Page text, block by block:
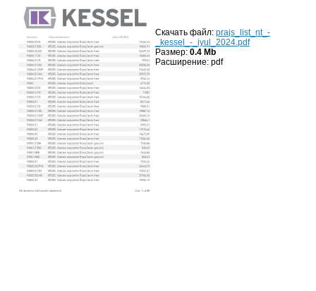
Скачать файл: prajs_list_nt_-
_kessel_-_iyul_2024.pdf
Размер: 0.4 Mb
Расширение: pdf